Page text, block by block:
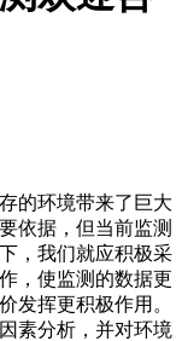
的环境带来了巨大
依据，但当前监测
，我们就应积极采
，使监测的数据更
发挥更积极作用。
素分析，并对环境